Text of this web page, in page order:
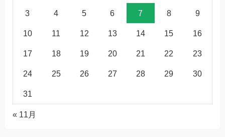
3 4 5 6 7 8 9
10 11 12 13 14 15 16
17 18 19 20 21 22 23
24 25 26 27 28 29 30
31
« 11月